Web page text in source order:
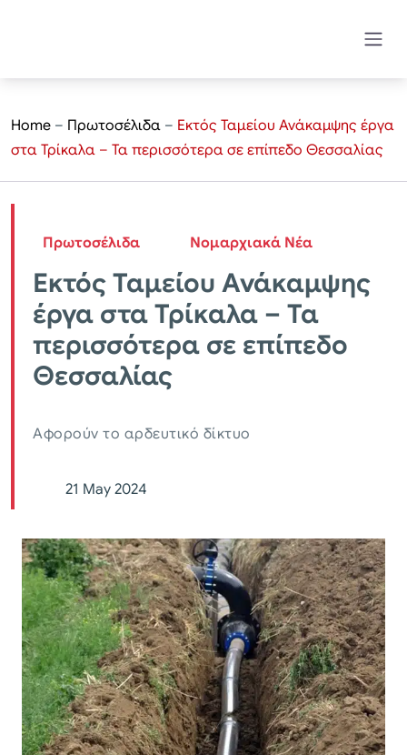
Home – Πρωτοσέλιδα – Εκτός Ταμείου Ανάκαμψης έργα
στα Τρίκαλα – Τα περισσότερα σε επίπεδο Θεσσαλίας
Πρωτοσέλιδα Νομαρχιακά Νέα
Εκτός Ταμείου Ανάκαμψης
έργα στα Τρίκαλα – Τα
περισσότερα σε επίπεδο
Θεσσαλίας
Αφορούν το αρδευτικό δίκτυο
21 May 2024